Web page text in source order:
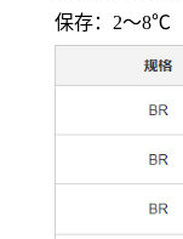
保存： 2～8℃